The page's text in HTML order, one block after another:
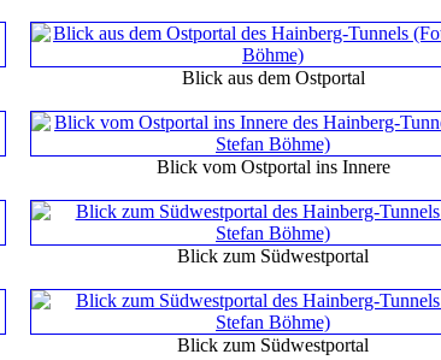
Blick aus dem Ostportal
Blick vom Ostportal ins Innere
Blick zum Südwestportal
Blick zum Südwestportal